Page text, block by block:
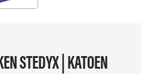
STEDYX | KATOEN